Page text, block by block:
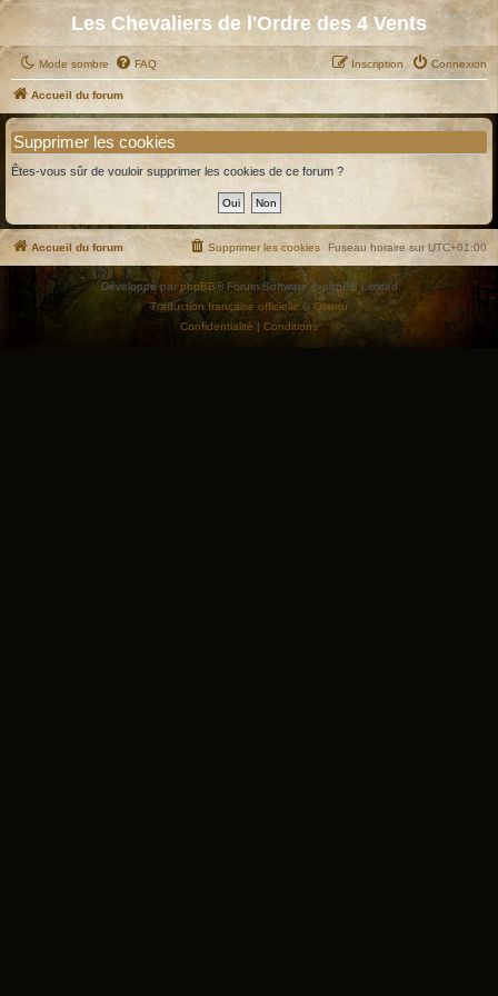
Les Chevaliers de l'Ordre des 4 Vents
Mode sombre FAQ Connexion
Inscription
Accueil du forum
Supprimer les cookies
Êtes-vous sûr de vouloir supprimer les cookies de ce forum ?
Accueil du forum Fuseau horaire surUTC+01:00
Supprimer les cookies
Développé par phpBB® Forum Software © phpBB Limited
Traduction française officielle © Qiaeru
Confidentialité | Conditions